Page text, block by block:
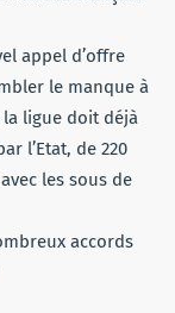
appel d’offre
le manque à
la ligue doit déjà
l’Etat, de 220
les sous de
accords